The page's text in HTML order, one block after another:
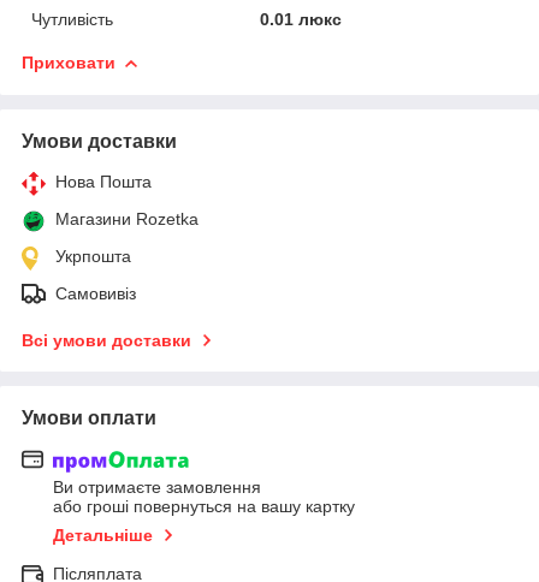
Чутливість 0.01 люкс
Приховати
Умови доставки
Нова Пошта
Магазини Rozetka
Укрпошта
Самовивіз
Всі умови доставки
Умови оплати
Ви отримаєте замовлення
або гроші повернуться на вашу картку
Детальніше
Післяплата